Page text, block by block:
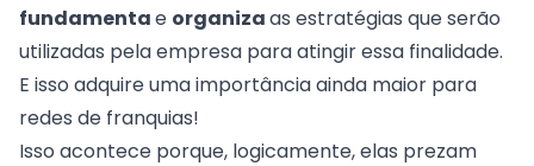
fundamentae organizaas estratégias que serão
utilizadas pela empresa para atingir essa finalidade.
E isso adquire uma importância ainda maior para
redes de franquias!
Isso acontece porque, logicamente, elas prezam